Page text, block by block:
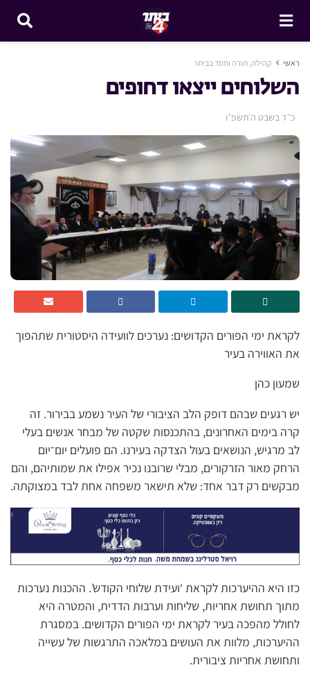
ראשי קהילה, תורה וחסד בביתר
השלוחים ייצאו דחופים
כ״ד בשבט ה׳תשפ״ו
לקראת ימי הפורים הקדושים: נערכים לוועידה היסטורית שתהפוך
את האווירה בעיר
שמעון כהן
יש רגעים שבהם דופק הלב הציבורי של העיר נשמע בבירור. זה
קרה בימים האחרונים, בהתכנסות שקטה של מבחר אנשים בעלי
לב מרגיש, הנושאים בעול הצדקה בעירנו. הם פועלים יום־יום
הרחק מאור הזרקורים, מבלי שרובנו נכיר אפילו את שמותיהם, והם
מבקשים רק דבר אחד: שלא תישאר משפחה אחת לבד במצוקתה.
כזו היא ההיערכות לקראת ‘ועידת שלוחי הקודש’. ההכנות נערכות
מתוך תחושת אחריות, שליחות וערבות הדדית, והמטרה היא
לחולל מהפכה בעיר לקראת ימי הפורים הקדושים. במסגרת
ההיערכות, מלוות את העושים במלאכה התרגשות של עשייה
ותחושת אחריות ציבורית.